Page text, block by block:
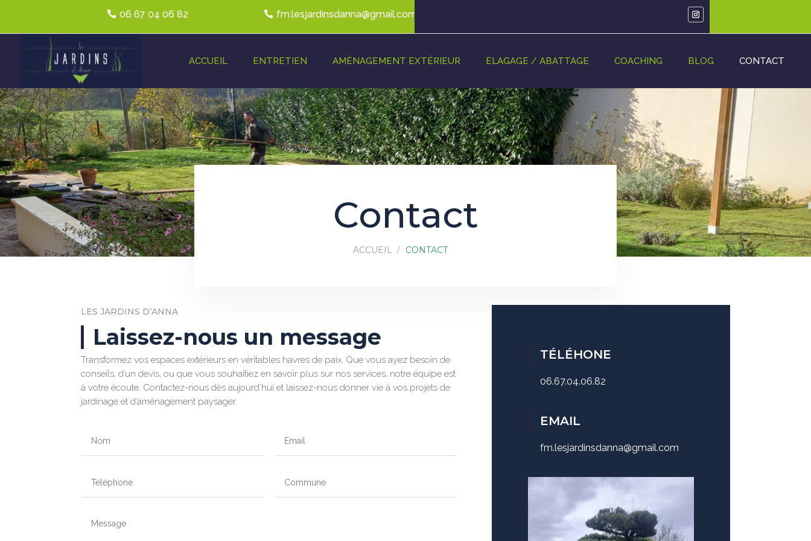
06 67 04 06 82 fm.lesjardinsdanna@gmail.com
ACCUEIL ENTRETIEN AMÉNAGEMENT EXTÉRIEUR ELAGAGE / ABATTAGE COACHING BLOG CONTACT
Contact
ACCUEIL CONTACT
LES JARDINS D’ANNA
Laissez-nous un message
Transformez vos espaces extérieurs en véritables havres de paix. Que vous ayez besoin de
conseils, d’un devis, ou que vous souhaitiez en savoir plus sur nos services, notre équipe est
à votre écoute. Contactez-nous dès aujourd’hui et laissez-nous donner vie à vos projets de
jardinage et d’aménagement paysager.
TÉLÉHONE
06.67.04.06.82
EMAIL
fm.lesjardinsdanna@gmail.com